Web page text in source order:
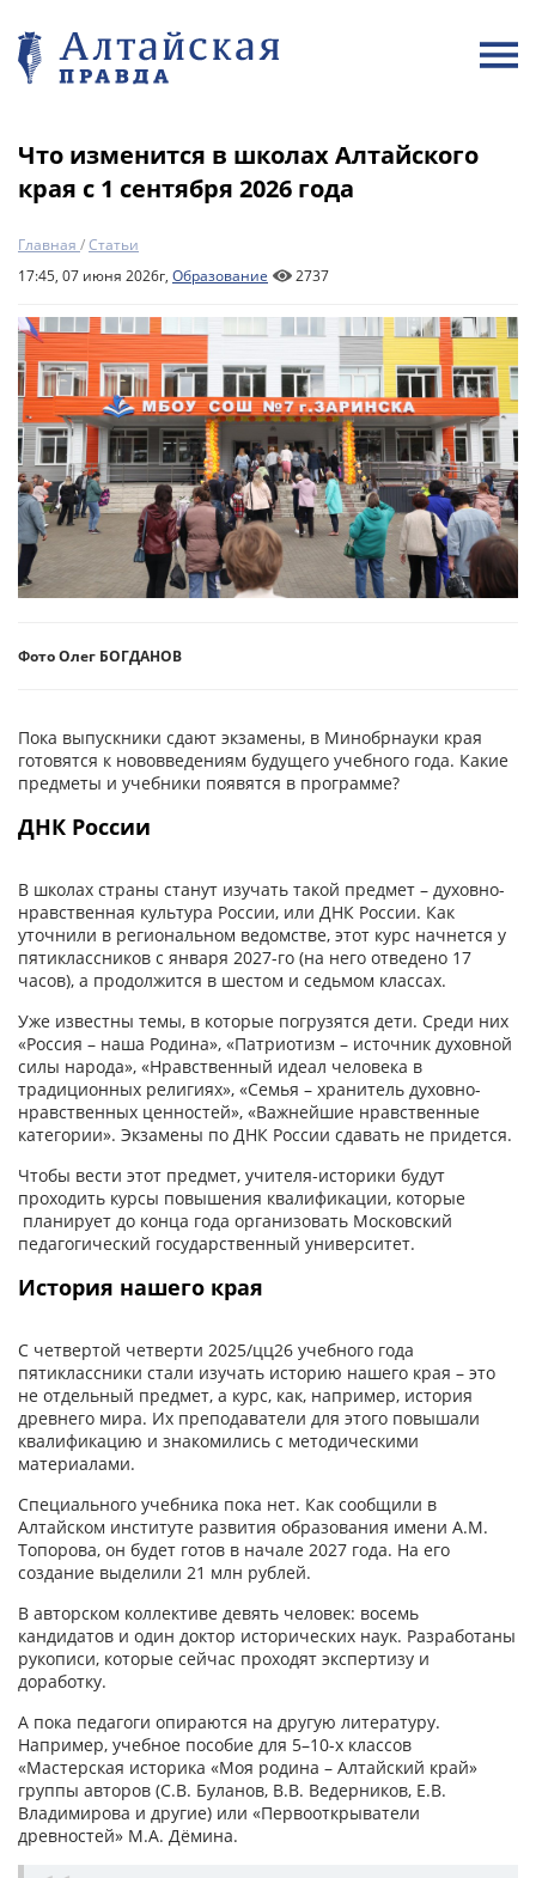
Что изменится в школах Алтайского
края с 1 сентября 2026 года
Главная /Статьи
17:45, 07 июня 2026г, Образование 2737
Фото Олег БОГДАНОВ
Пока выпускники сдают экзамены, в Минобрнауки края
готовятся к нововведениям будущего учебного года. Какие
предметы и учебники по­явятся в программе?
ДНК России
В школах страны станут изучать такой предмет – духовно-
нравственная культура России, или ДНК России. Как
уточнили в региональном ведомстве, этот курс начнется у
пятиклассников с января 2027-го (на него отведено 17
часов), а продолжится в шестом и седьмом классах.
Уже известны темы, в которые погрузятся дети. Среди них
«Россия – наша Родина», «Патриотизм – источник духовной
силы народа», «Нравственный идеал человека в
традиционных религиях», «Семья – хранитель духовно-
нравственных ценностей», «Важнейшие нравственные
категории». Экзамены по ДНК России сдавать не придется.
Чтобы вести этот предмет, учителя-историки будут
проходить курсы повышения квалификации, которые
планирует до конца года организовать Московский
педагогический государственный университет.
История нашего края
С четвертой четверти 2025/цц26 учебного года
пятиклассники стали изучать историю нашего края – это
не отдельный предмет, а курс, как, например, история
древнего мира. Их преподаватели для этого повышали
квалификацию и знакомились с методическими
материалами.
Специального учебника пока нет. Как сообщили в
Алтайском институте развития образования имени А.М.
Топорова, он будет готов в начале 2027 года. На его
создание выделили 21 млн рублей.
В авторском коллективе девять человек: восемь
кандидатов и один доктор исторических наук. Разработаны
рукописи, которые сейчас проходят экспертизу и
доработку.
А пока педагоги опираются на другую литературу.
Например, учебное пособие для 5–10-х классов
«Мастерская историка «Моя родина – Алтайский край»
группы авторов (С.В. Буланов, В.В. Ведерников, Е.В.
Владимирова и другие) или «Первооткрыватели
древностей» М.А. Дёмина.